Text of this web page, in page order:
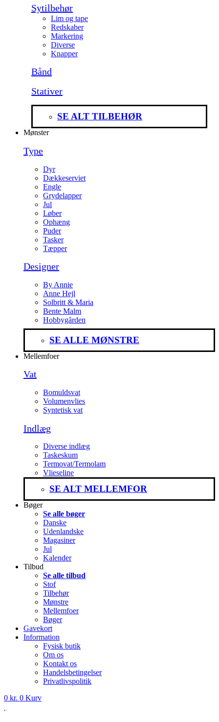
Sytilbehør
Lim og tape
Redskaber
Markering
Diverse
Knapper
Bånd
Stativer
SE ALT TILBEHØR
Mønster
Type
Dyr
Dækkeserviet
Engle
Grydelapper
Jul
Løber
Ophæng
Puder
Tasker
Tæpper
Designer
By Annie
Anne Hejl
Solbritt & Maria
Bente Malm
Hobbygården
SE ALLE MØNSTRE
Mellemfoer
Vat
Bomuldsvat
Volumenvlies
Syntetisk vat
Indlæg
Diverse indlæg
Taskeskum
Termovat/Termolam
Vlieseline
SE ALT MELLEMFOR
Bøger
Se alle bøger
Danske
Udenlandske
Magasiner
Jul
Kalender
Tilbud
Se alle tilbud
Stof
Tilbehør
Mønstre
Mellemfoer
Bøger
Gavekort
Information
Fysisk butik
Om os
Kontakt os
Handelsbetingelser
Privatlivspolitik
0 kr. 0 Kurv